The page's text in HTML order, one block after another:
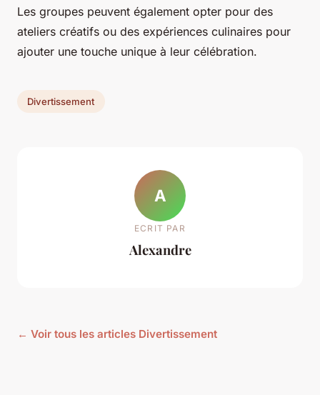
Les groupes peuvent également opter pour des
ateliers créatifs ou des expériences culinaires pour
ajouter une touche unique à leur célébration.
Divertissement
A
ECRIT PAR
Alexandre
← Voir tous les articles Divertissement